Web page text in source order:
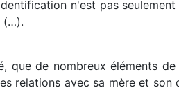
n'est pas
(…).
que de nombreux éléments
relations avec sa mère et son